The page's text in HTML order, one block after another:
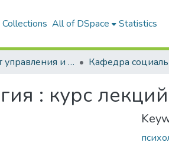
All of DSpace Statistics
Факультет управления и социальных коммуникаций
: курс лекций